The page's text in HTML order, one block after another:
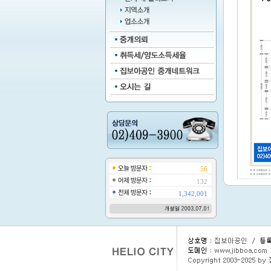
56
132
1,342,001